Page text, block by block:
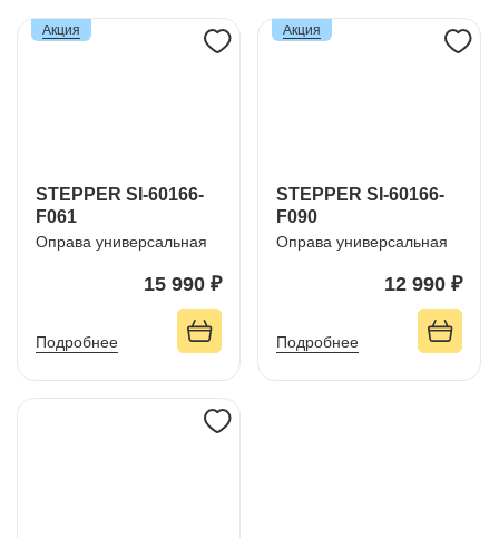
STEPPER SI-60166-
F061
Оправа универсальная
15 990 ₽
Подробнее
Акция
STEPPER SI-60166-
F090
Оправа универсальная
12 990 ₽
Подробнее
Акция